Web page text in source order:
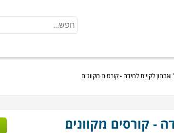
ואבחון לקויות למידה - קורסים מקוונים
- קורסים מקוונים